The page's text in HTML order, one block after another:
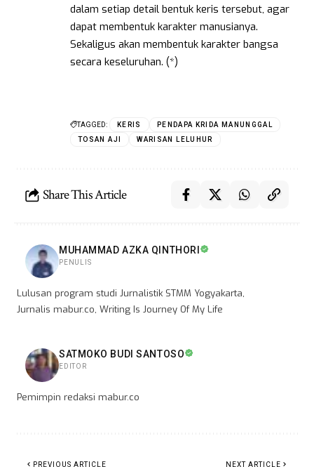
dalam setiap detail bentuk keris tersebut, agar
dapat membentuk karakter manusianya.
Sekaligus akan membentuk karakter bangsa
secara keseluruhan. (*)
TAGGED: KERIS
PENDAPA KRIDA MANUNGGAL
TOSAN AJI
WARISAN LELUHUR
Share This Article
MUHAMMAD AZKA QINTHORI
PENULIS
Lulusan program studi Jurnalistik STMM Yogyakarta,
Jurnalis mabur.co, Writing Is Journey Of My Life
SATMOKO BUDI SANTOSO
EDITOR
Pemimpin redaksi mabur.co
PREVIOUS ARTICLE NEXT ARTICLE